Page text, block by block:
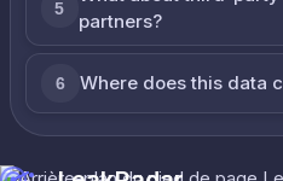
5
partners?
6 Where does this data